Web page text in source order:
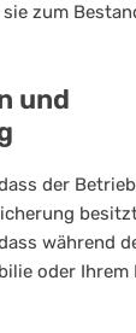
zum
und
der
während
oder Ihrem